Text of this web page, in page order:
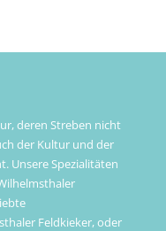
deren Streben nicht
der Kultur und der
Unsere Spezialitäten
Feldkieker, oder